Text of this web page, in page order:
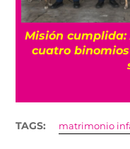
Misión cumplida:
cuatro
TAGS: matrimonio